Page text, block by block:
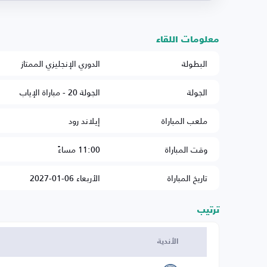
معلومات اللقاء
البطولة
الدوري الإنجليزي الممتاز
الجولة
الجولة 20 - مباراة الإياب
ملعب المباراة
إيلاند رود
وقت المباراة
11:00 مساءً
تاريخ المباراة
الأربعاء 06-01-2027
ترتيب
الأندية